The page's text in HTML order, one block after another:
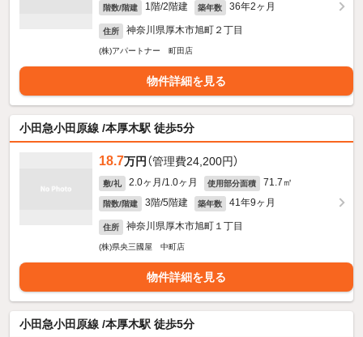
階数/階建 1階/2階建 築年数 36年2ヶ月
住所 神奈川県厚木市旭町２丁目
(株)アパートナー 町田店
物件詳細を見る
小田急小田原線 /本厚木駅 徒歩5分
18.7万円 （管理費24,200円）
敷/礼 2.0ヶ月/1.0ヶ月 使用部分面積 71.7㎡
階数/階建 3階/5階建 築年数 41年9ヶ月
住所 神奈川県厚木市旭町１丁目
(株)県央三國屋 中町店
物件詳細を見る
小田急小田原線 /本厚木駅 徒歩5分